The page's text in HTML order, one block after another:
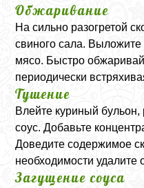
Обжаривание
На сильно разогретой
свиного сала.
мясо. Быстро
периодически
Тушение
Влейте куриный
соус. Добавьте
Доведите содержимое
необходимости удалите
Загущение соуса